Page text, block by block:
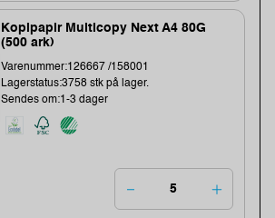
Kopipapir Multicopy Next A4 80G
(500 ark)
Varenummer:126667 /158001
Lagerstatus:3758 stk på lager.
Sendes om:1-3 dager